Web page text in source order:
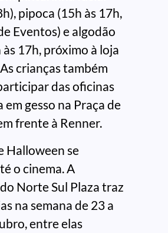
pipoca (15h às 17h,
Eventos) e algodão
17h, próximo à loja
crianças também
das oficinas
gesso na Praça de
frente à Renner.
Halloween se
o cinema. A
Norte Sul Plaza traz
na semana de 23 a
entre elas